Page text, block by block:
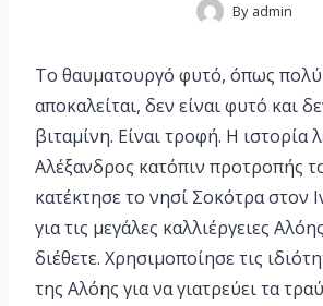
By admin
Το θαυματουργό φυτό, όπως
αποκαλείται, δεν είναι φυτό και
βιταμίνη. Είναι τροφή. Η ιστορία
Αλέξανδρος κατόπιν προτροπής
κατέκτησε το νησί Σοκότρα στον
για τις μεγάλες καλλιέργειες
διέθετε. Χρησιμοποίησε τις
της Αλόης για να γιατρεύει τα